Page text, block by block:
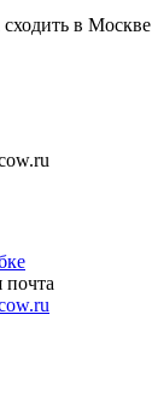
в Москве
почта